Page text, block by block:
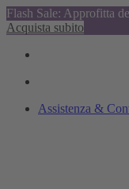
Flash Sale: Approfitta
Acquista subito
Assistenza &